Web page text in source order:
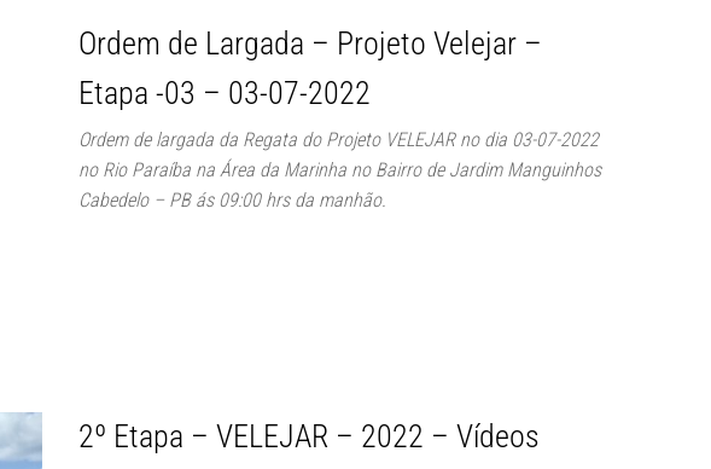
Ordem de Largada – Projeto Velejar –
Etapa -03 – 03-07-2022
Ordem de largada da Regata do Projeto VELEJAR no dia 03-07-2022
no Rio Paraíba na Área da Marinha no Bairro de Jardim Manguinhos
Cabedelo – PB ás 09:00 hrs da manhão.
2º Etapa – VELEJAR – 2022 – Vídeos